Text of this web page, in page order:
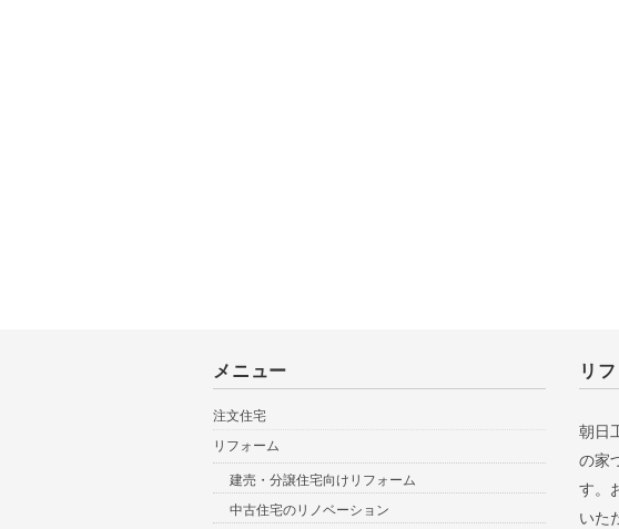
メニュー
注文住宅
リフォーム
建売・分譲住宅向けリフォーム
中古住宅のリノベーション
リ
朝日
の家
す。
いた